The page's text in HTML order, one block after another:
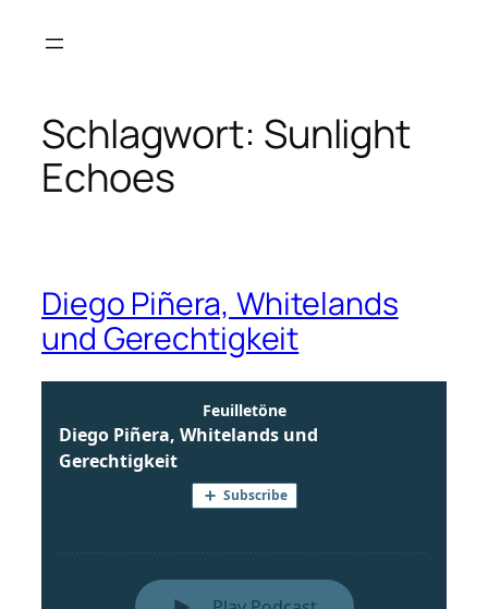
Inhalt
Schlagwort: Sunlight
Echoes
Diego Piñera, Whitelands
und Gerechtigkeit